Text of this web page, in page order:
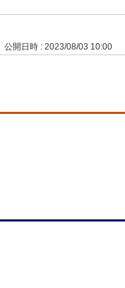
公開日時 : 2023/08/03 10:00